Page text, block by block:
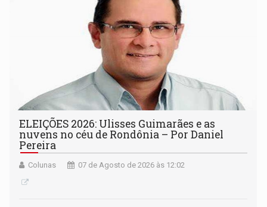
ELEIÇÕES 2026: Ulisses Guimarães e as
nuvens no céu de Rondônia – Por Daniel
Pereira
Colunas 07 de Agosto de 2026 às 12:02